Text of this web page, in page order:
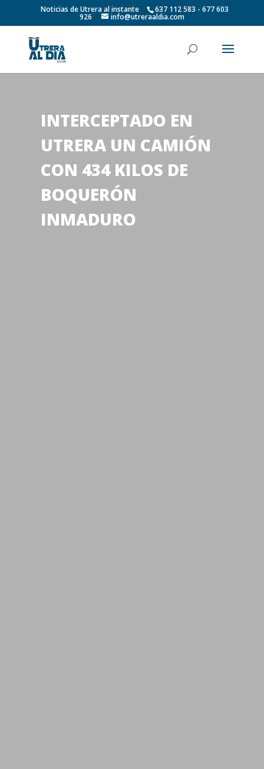
Noticias de Utrera al instante 637 112 583 - 677 603
926 info@utreraaldia.com
INTERCEPTADO EN
UTRERA UN CAMIÓN
CON 434 KILOS DE
BOQUERÓN
INMADURO